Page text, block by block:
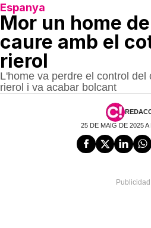
Espanya
Mor un home
caure amb el
rierol
L'home va perdre el control del
rierol i va acabar bolcant
25 DE MAIG DE 2025 A